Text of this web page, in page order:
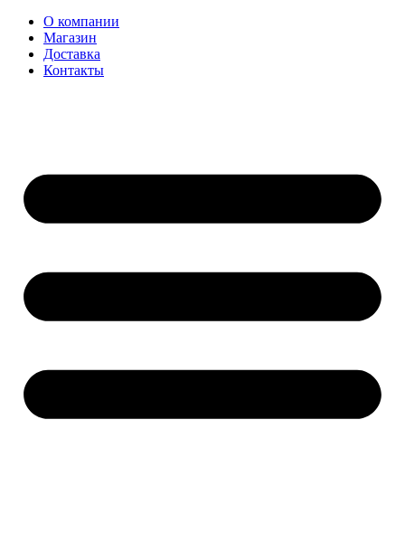
О компании
Магазин
Доставка
Контакты